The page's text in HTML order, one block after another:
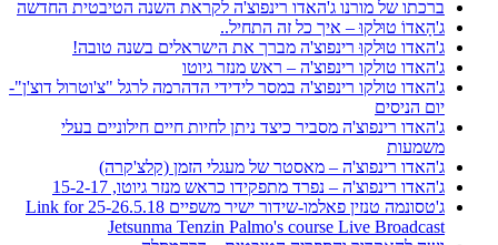
ברכתו של מורנו ג'האדו רינפוצ'ה לקראת השנה הטיבטית החדשה
ג'הָאדוֹ טוּלקוּ – איך כל זה התחיל..
ג'האדו טוּלקוּ רינפוצ'ה מברך את הישראלים בשנה טובה!
ג'האדו טולקו רינפוצ'ה – ראש מנזר גיוטו
ג'האדו טולקו רינפוצ'ה במסר לידידי הדהרמה לרגל "צ'וטרול דוצ'ן"-
יום הניסים
ג'האדו רינפוצ'ה מסביר כיצד ניתן לחיות חיים חילוניים בעלי
משמעות
ג'האדו רינפוצ'ה – מאסטר של מעגלי הזמן (קלצ'קרה)
ג'האדו רינפוצ'ה – נפרד מתפקידו כראש מנזר גיוטו, 15-2-17
ג'טסונמה טנזין פאלמו-שידור ישיר משפיים 25-26.5.18 Link for
Jetsunma Tenzin Palmo's course Live Broadcast